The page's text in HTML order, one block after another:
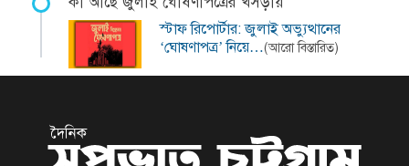
স্টাফ রিপোর্টার: জুলাই অভ্যুত্থানের
‘ঘোষণাপত্র’ নিয়ে…(আরো বিস্তারিত)